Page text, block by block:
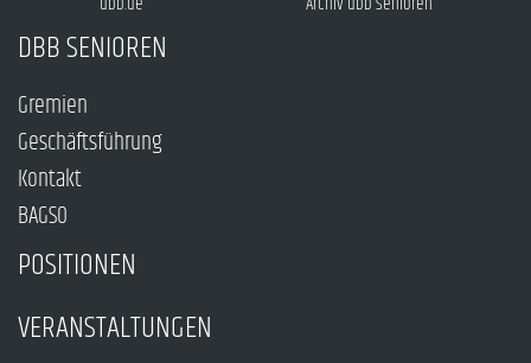
DBB SENIOREN
Gremien
Geschäftsführung
Kontakt
BAGSO
POSITIONEN
VERANSTALTUNGEN